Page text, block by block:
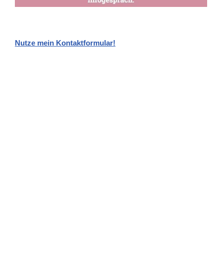
Nutze mein Kontaktformular!